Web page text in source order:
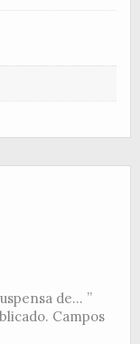
de... ”
Campos